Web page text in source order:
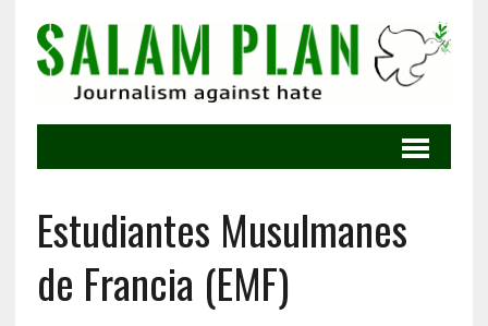
Estudiantes Musulmanes
de Francia (EMF)